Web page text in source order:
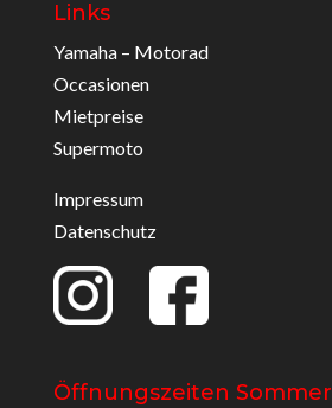
Links
Yamaha – Motorad
Occasionen
Mietpreise
Supermoto
Impressum
Datenschutz
Öffnungszeiten Sommer